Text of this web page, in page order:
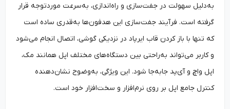
به‌‌دلیل سهولت در جفت‌سازی و راه‌اندازی، به‌‌سرعت موردتوجه قرار
گرفته‌ است. فرآیند جفت‌سازی این هدفون‌‌ها به‌‌قدری ساده است
که تنها با باز کردن قاب ایرپاد در نزدیکی گوشی، اتصال انجام می‌شود
و کاربر می‌تواند به‌‌راحتی بین دستگاه‌های مختلف اپل همانند مک،
اپل واچ و آی‌پد جابه‌جا شود. این ویژگی، به‌‌وضوح نشان‌دهنده
کنترل جامع اپل بر روی نرم‌افزار و سخت‌افزار خود است.